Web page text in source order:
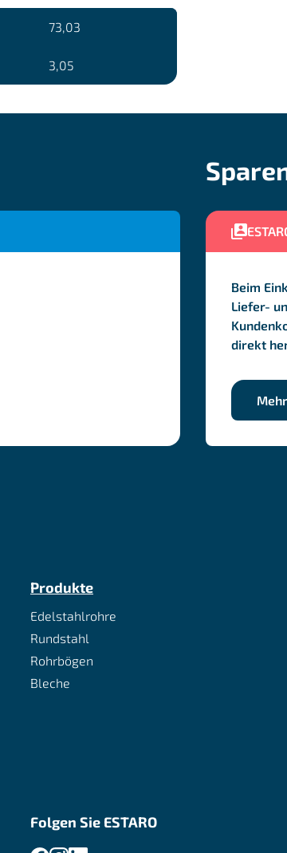
73,03
3,05
Beim
Liefer-
direkt
Produkte
Edelstahlrohre
Rundstahl
Rohrbögen
Bleche
Folgen Sie ESTARO